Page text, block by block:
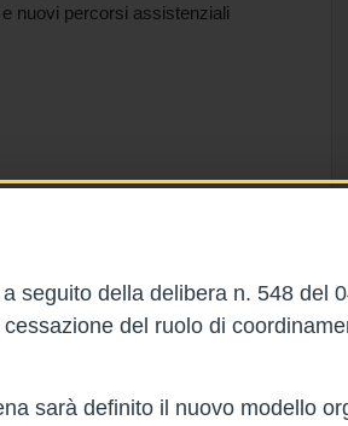
a seguito della delibera n. 548 del
del ruolo di
sarà definito il nuovo modello
nuovi percorsi assistenziali